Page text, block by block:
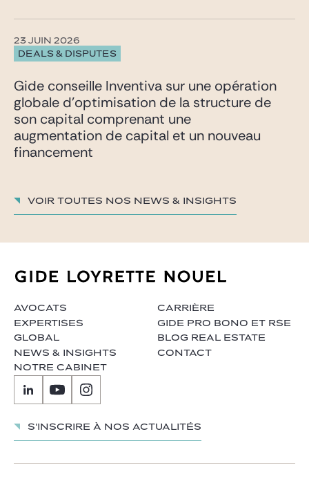
DEALS & DISPUTES
23 JUIN 2026
Gide conseille Inventiva sur une opération
globale d’optimisation de la structure de
son capital comprenant une
augmentation de capital et un nouveau
financement
Voir toutes nos News & insights
AVOCATS
EXPERTISES
GLOBAL
NEWS & INSIGHTS
NOTRE CABINET
CARRIÈRE
GIDE PRO BONO ET RSE
BLOG REAL ESTATE
CONTACT
S'inscrire à nos actualités